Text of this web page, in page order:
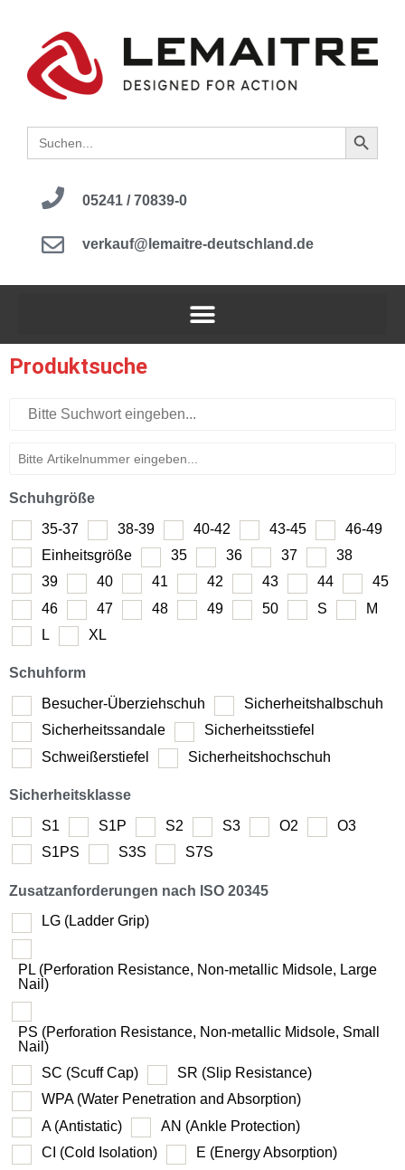
Search
for:
Search
05241 / 70839-0
verkauf@lemaitre-deutschland.de
Produktsuche
Schuhgröße
35-37
38-39 40-42 43-45
46-49
Einheitsgröße
35 36 37
38
39
40 41 42 43 44
45
46
47 48 49 50 S
M
L
XL
Schuhform
Besucher-Überziehschuh
Sicherheitshalbschuh
Sicherheitssandale
Sicherheitsstiefel
Schweißerstiefel
Sicherheitshochschuh
Sicherheitsklasse
S1
S1P S2 S3 O2
O3
S1PS
S3S S7S
Zusatzanforderungen nach ISO 20345
LG (Ladder Grip)
PL (Perforation Resistance, Non-metallic Midsole, Large
Nail)
PS (Perforation Resistance, Non-metallic Midsole, Small
Nail)
SC (Scuff Cap)
SR (Slip Resistance)
WPA (Water Penetration and Absorption)
A (Antistatic)
AN (Ankle Protection)
CI (Cold Isolation)
E (Energy Absorption)